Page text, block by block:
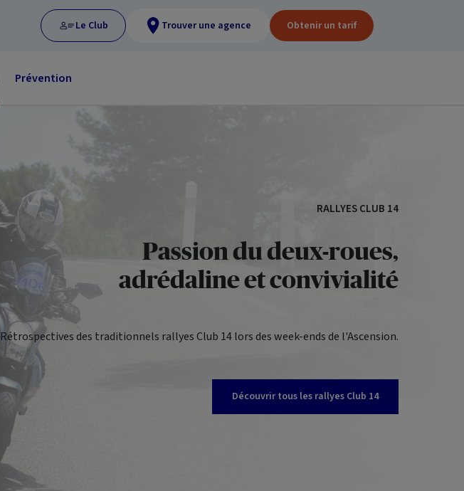
Le Club Trouver une agence Obtenir un tarif
Prévention
RALLYES CLUB 14
Passion du deux-roues,
adrédaline et convivialité
Rétrospectives des traditionnels rallyes Club 14 lors des week-ends de l'Ascension.
Découvrir tous les rallyes Club 14